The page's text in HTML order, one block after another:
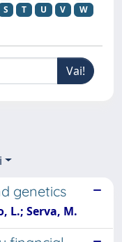
S T U V
W
genetics
L.; Serva, M.